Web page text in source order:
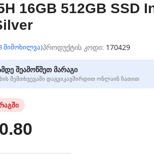
16GB 512GB SSD
მიმოხილვა)პროდუქტის კოდი: 170429
შეამოწმეთ მარაგი
შემთხვევაში დაგვიკავშირდით ონლაინ ჩათით